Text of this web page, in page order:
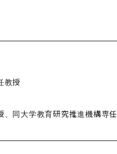
教授
同大学教育研究推進機構専任